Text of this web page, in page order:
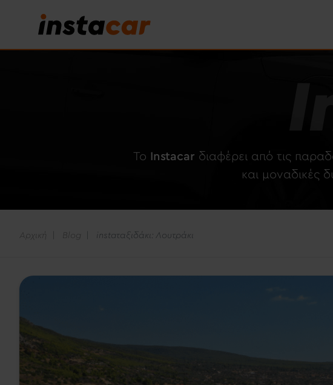
To Instacar διαφέρει από τις
και μοναδικές
Αρχική Blog instaταξιδάκι: Λουτράκι